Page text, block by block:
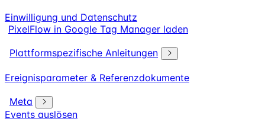
Einwilligung und Datenschutz
PixelFlow in Google Tag Manager laden
Plattformspezifische Anleitungen
Ereignisparameter & Referenzdokumente
Meta
Events auslösen